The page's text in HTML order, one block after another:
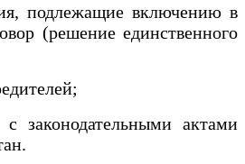
подлежащие включению в
(решение единственного
законодательными актами